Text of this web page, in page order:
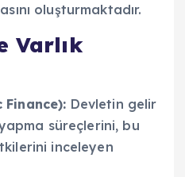
oluşturmaktadır.
Varlık
Finance): Devletin gelir
süreçlerini, bu
inceleyen